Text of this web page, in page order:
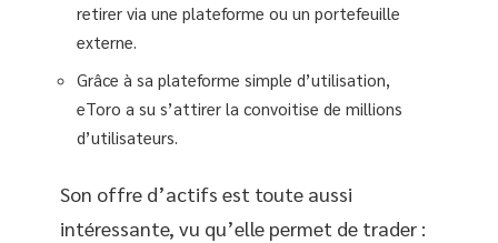
retirer via une plateforme ou un portefeuille
externe.
Grâce à sa plateforme simple d’utilisation,
eToro a su s’attirer la convoitise de millions
d’utilisateurs.
Son offre d’actifs est toute aussi
intéressante, vu qu’elle permet de trader :